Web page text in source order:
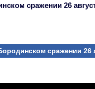
сражении 26
сражении 26